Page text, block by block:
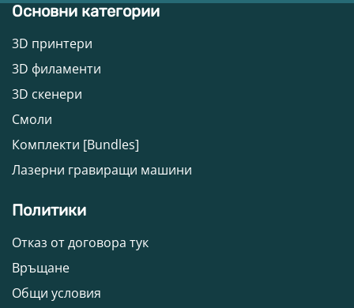
Основни категории
3D принтери
3D филаменти
3D скенери
Смоли
Комплекти [Bundles]
Лазерни гравиращи машини
Политики
Отказ от договора тук
Връщане
Общи условия